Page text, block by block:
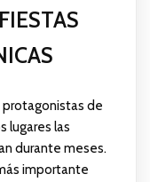
protagonistas de
lugares las
durante meses.
importante